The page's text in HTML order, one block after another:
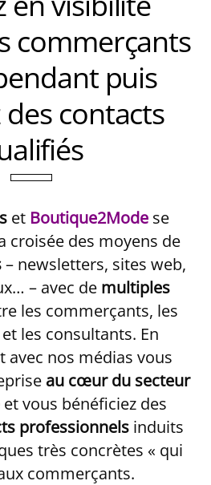
commerçants
puis
contacts
et Boutique2Mode se
croisée des moyens de
– newsletters, sites web,
– avec de multiples
les commerçants, les
les consultants. En
nos médias vous
au cœur du secteur
et vous bénéficiez des
professionnels induits
très concrètes « qui
commerçants.